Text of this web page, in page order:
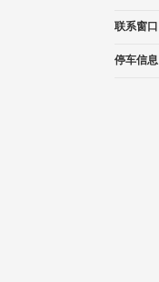
联系窗口
停车信息